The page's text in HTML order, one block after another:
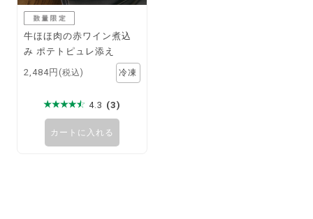
牛ほほ肉の赤ワイン煮込
み ポテトピュレ添え
2,484円 (税込)
4.3 (3)
カートに入れる